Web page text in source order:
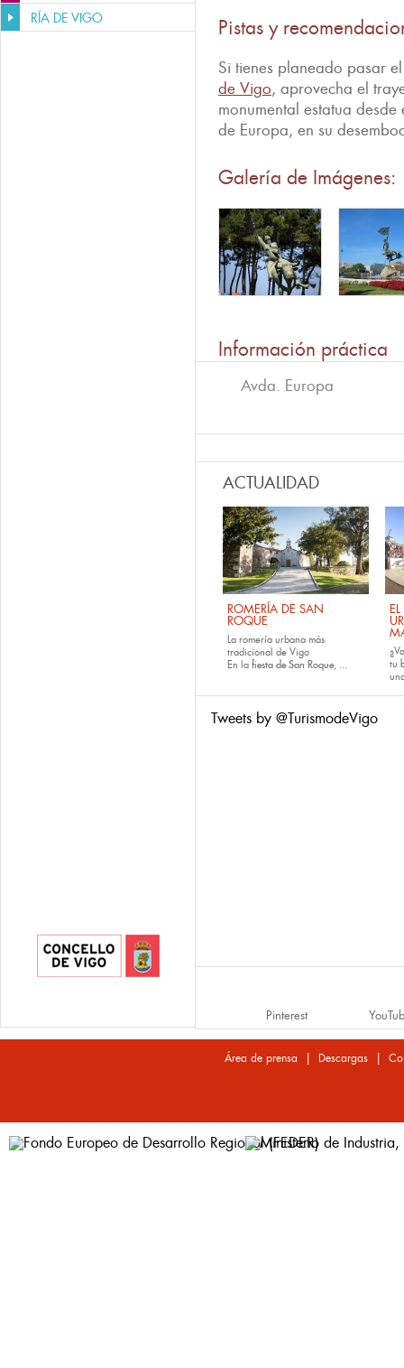
RÍA DE VIGO
Pistas y
Si tienes planeado pasar
de Vigo, aprovecha el
monumental estatua
de Europa, en su
Galería de Imágenes:
Información práctica
Avda. Europa
ACTUALIDAD
ROMERÍA DE SAN
ROQUE
La romería urbana más
tradicional de Vigo
En la fiesta de San Roque, ...
tu
Tweets by @TurismodeVigo
Pinterest
Área de prensa | Descargas|